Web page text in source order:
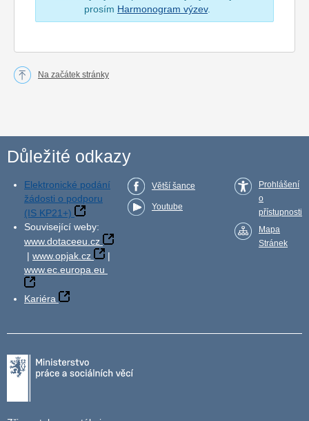
prosím Harmonogram výzev.
Na začátek stránky
Důležité odkazy
Elektronické podání
žádosti o podporu
(IS KP21+)
Související weby:
www.dotaceeu.cz
| www.opjak.cz
|
www.ec.europa.eu
Kariéra
Větší šance
Youtube
Prohlášení
o
přístupnosti
Mapa
Stránek